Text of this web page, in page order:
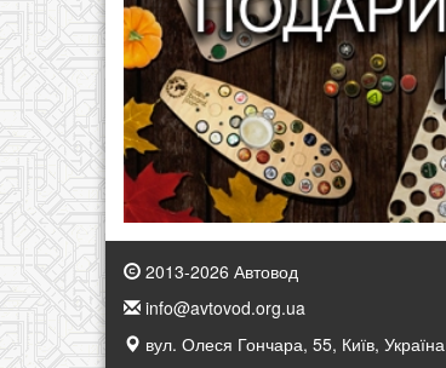
2013-2026 Автовод
info@avtovod.org.ua
вул. Олеся Гончара, 55, Київ, Україна